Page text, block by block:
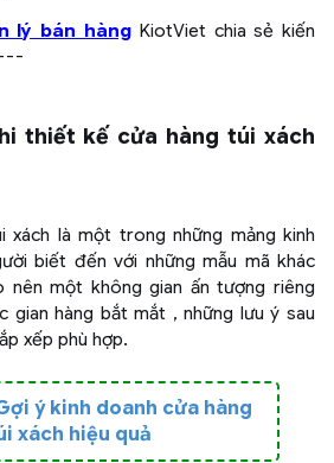
lý bán hàngKiotViet chia sẻ kiến
---
thiết kế cửa hàng túi xách
xách là một trong những mảng kinh
biết đến với những mẫu mã khác
nên một không gian ấn tượng riêng
gian hàng bắt mắt , những lưu ý sau
xếp phù hợp.
ý kinh doanh cửa hàng
xách hiệu quả